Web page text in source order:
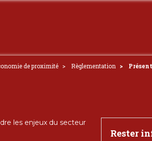
de proximité Règlementation
les enjeux du secteur
Rester